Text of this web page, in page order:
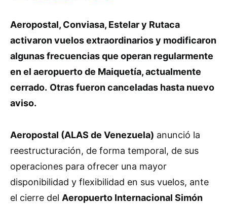
Aeropostal, Conviasa, Estelar y Rutaca
activaron vuelos extraordinarios y modificaron
algunas frecuencias que operan regularmente
en el aeropuerto de Maiquetía, actualmente
cerrado. Otras fueron canceladas hasta nuevo
aviso.
Aeropostal (ALAS de Venezuela) anunció la
reestructuración, de forma temporal, de sus
operaciones para ofrecer una mayor
disponibilidad y flexibilidad en sus vuelos, ante
el cierre del Aeropuerto Internacional Simón